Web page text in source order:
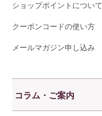
ショップポイントについて
クーポンコードの使い方
メールマガジン申し込み
コラム・ご案内